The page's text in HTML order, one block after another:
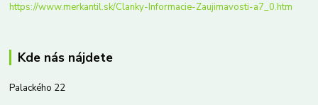
https://www.merkantil.sk/Clanky-Informacie-Zaujimavosti-a7_0.htm
Kde nás nájdete
Palackého 22